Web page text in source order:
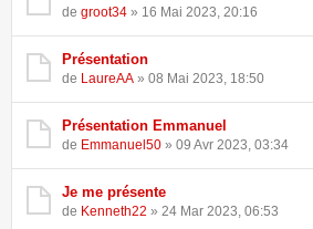
de groot34 » 16 Mai 2023, 20:16
Présentation
de LaureAA » 08 Mai 2023, 18:50
Présentation Emmanuel
de Emmanuel50 » 09 Avr 2023, 03:34
Je me présente
de Kenneth22 » 24 Mar 2023, 06:53